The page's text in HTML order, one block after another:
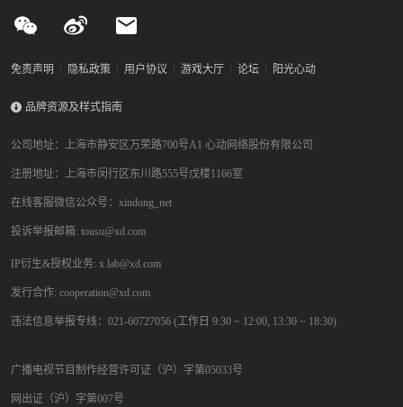
免责声明 隐私政策 用户协议 游戏大厅 论坛 阳光心动
品牌资源及样式指南
公司地址：上海市静安区万荣路700号A1 心动网络股份有限公司
注册地址：上海市闵行区东川路555号戊楼1166室
在线客服微信公众号：xindong_net
投诉举报邮箱: tousu@xd.com
IP衍生&授权业务: x.lab@xd.com
发行合作: cooperation@xd.com
违法信息举报专线：021-60727056 (工作日 9:30 ~ 12:00, 13:30 ~ 18:30)
广播电视节目制作经营许可证（沪）字第05033号
网出证（沪）字第007号